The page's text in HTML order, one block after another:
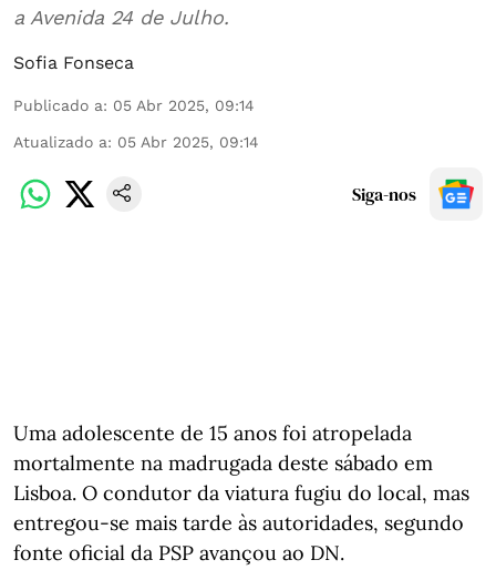
a Avenida 24 de Julho.
Sofia Fonseca
Publicado a: 05 Abr 2025, 09:14
Atualizado a: 05 Abr 2025, 09:14
Siga-nos
Uma adolescente de 15 anos foi atropelada
mortalmente na madrugada deste sábado em
Lisboa. O condutor da viatura fugiu do local, mas
entregou-se mais tarde às autoridades, segundo
fonte oficial da PSP avançou ao DN.